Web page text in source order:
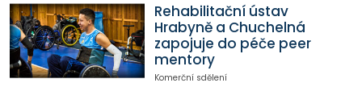
Rehabilitační ústav
Hrabyně a Chuchelná
zapojuje do péče peer
mentory
Komerční sdělení